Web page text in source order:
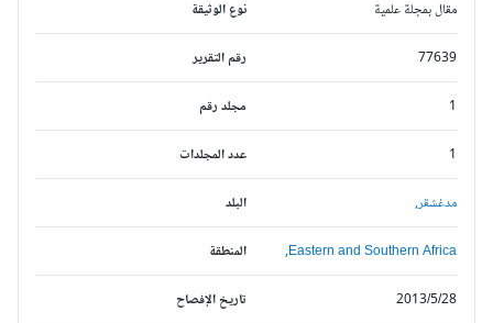
نوع الوثيقة مقال بمجلة علمية
رقم التقرير 77639
مجلد رقم
عدد المجلدات
البلد مدغشقر,
المنطقة Eastern and Southern Africa,
تاريخ الإفصاح 2013/5/28